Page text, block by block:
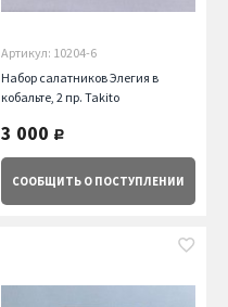
Артикул: 10204-6
Набор салатников Элегия в
кобальте, 2 пр. Takito
3 000 руб.
СООБЩИТЬ О ПОСТУПЛЕНИИ